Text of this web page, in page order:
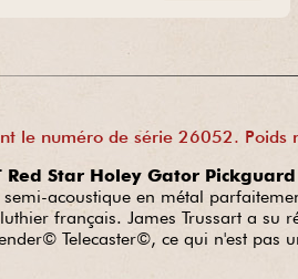
le numéro de série 26052. Poids
Red Star Holey Gator
acoustique en métal
français. James Trussart a su
Telecaster©, ce qui n'est pas